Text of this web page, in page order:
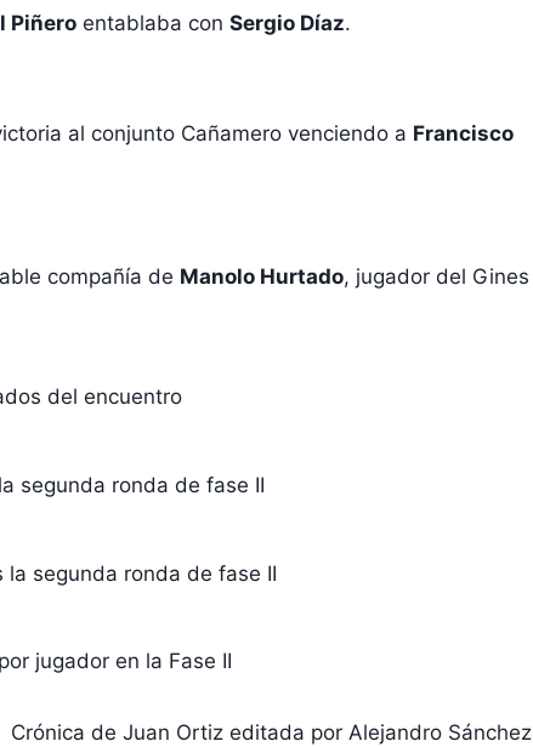
Piñero entablaba con Sergio Díaz.
al conjunto Cañamero venciendo a Francisco
compañía de Manolo Hurtado, jugador del Gines
del encuentro
segunda ronda de fase II
la segunda ronda de fase II
jugador en la Fase II
Crónica de Juan Ortiz editada por Alejandro Sánchez